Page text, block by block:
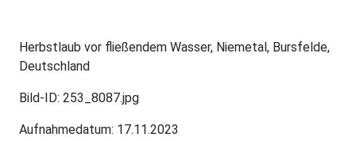
Herbstlaub vor fließendem Wasser, Niemetal, Bursfelde,
Deutschland
Bild-ID: 253_8087.jpg
Aufnahmedatum: 17.11.2023